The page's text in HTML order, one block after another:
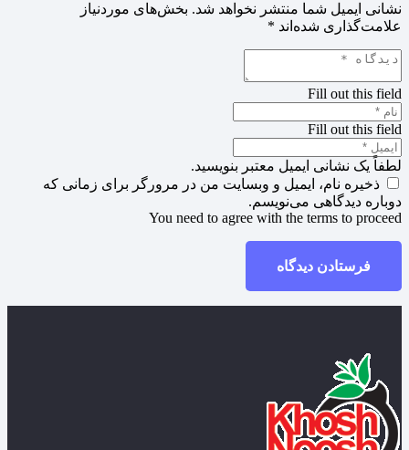
نشانی ایمیل شما منتشر نخواهد شد. بخش‌های موردنیاز
علامت‌گذاری شده‌اند *
Fill out this field
Fill out this field
لطفاً یک نشانی ایمیل معتبر بنویسید.
ذخیره نام، ایمیل و وبسایت من در مرورگر برای زمانی که
دوباره دیدگاهی می‌نویسم.
You need to agree with the terms to proceed
فرستادن دیدگاه